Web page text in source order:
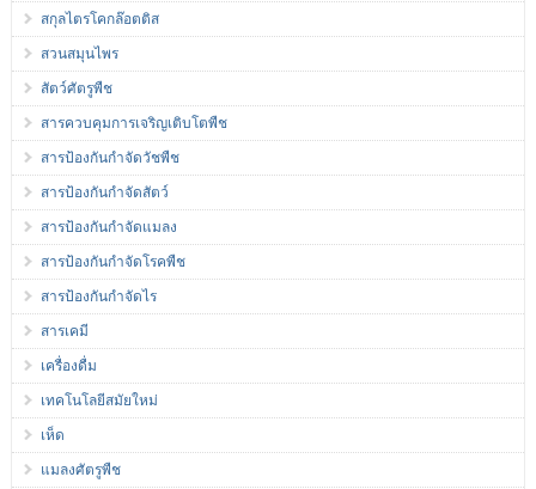
สกุลไตรโคกล๊อตติส
สวนสมุนไพร
สัตว์ศัตรูพืช
สารควบคุมการเจริญเติบโตพืช
สารป้องกันกำจัดวัชพืช
สารป้องกันกำจัดสัตว์
สารป้องกันกำจัดแมลง
สารป้องกันกำจัดโรคพืช
สารป้องกันกำจัดไร
สารเคมี
เครื่องดื่ม
เทคโนโลยีสมัยใหม่
เห็ด
แมลงศัตรูพืช